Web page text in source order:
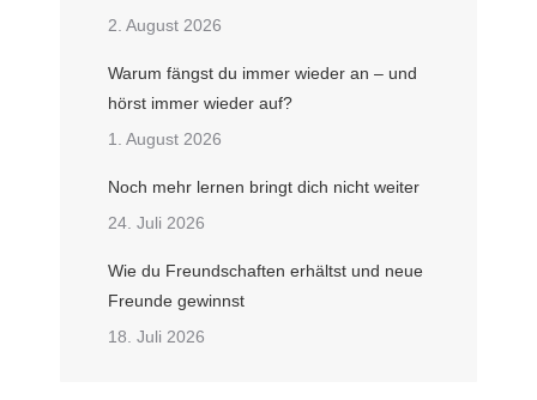
2. August 2026
Warum fängst du immer wieder an – und
hörst immer wieder auf?
1. August 2026
Noch mehr lernen bringt dich nicht weiter
24. Juli 2026
Wie du Freundschaften erhältst und neue
Freunde gewinnst
18. Juli 2026